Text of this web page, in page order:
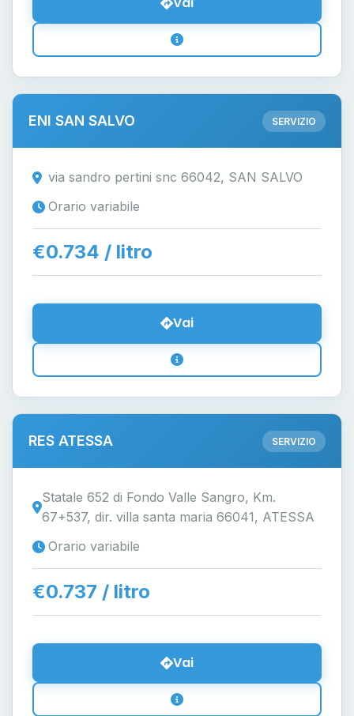
ENI SAN SALVO SERVIZIO
via sandro pertini snc 66042, SAN SALVO
Orario variabile
€0.734 / litro
Vai
RES ATESSA SERVIZIO
Statale 652 di Fondo Valle Sangro, Km.
67+537, dir. villa santa maria 66041, ATESSA
Orario variabile
€0.737 / litro
Vai